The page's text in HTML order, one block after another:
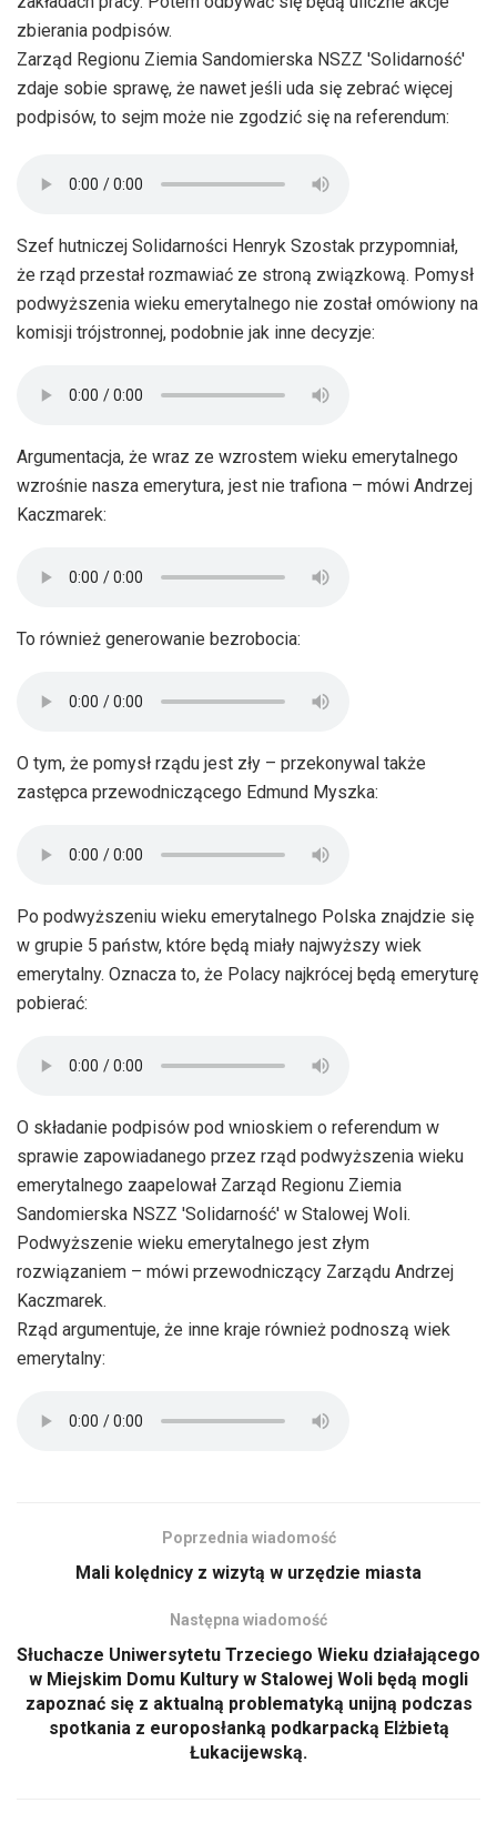
zbierania podpisów.
Zarząd Regionu Ziemia Sandomierska NSZZ 'Solidarność'
zdaje sobie sprawę, że nawet jeśli uda się zebrać więcej
podpisów, to sejm może nie zgodzić się na referendum:
Szef hutniczej Solidarności Henryk Szostak przypomniał,
że rząd przestał rozmawiać ze stroną związkową. Pomysł
podwyższenia wieku emerytalnego nie został omówiony na
komisji trójstronnej, podobnie jak inne decyzje:
Argumentacja, że wraz ze wzrostem wieku emerytalnego
wzrośnie nasza emerytura, jest nie trafiona – mówi Andrzej
Kaczmarek:
To również generowanie bezrobocia:
O tym, że pomysł rządu jest zły – przekonywal także
zastępca przewodniczącego Edmund Myszka:
Po podwyższeniu wieku emerytalnego Polska znajdzie się
w grupie 5 państw, które będą miały najwyższy wiek
emerytalny. Oznacza to, że Polacy najkrócej będą emeryturę
pobierać:
O składanie podpisów pod wnioskiem o referendum w
sprawie zapowiadanego przez rząd podwyższenia wieku
emerytalnego zaapelował Zarząd Regionu Ziemia
Sandomierska NSZZ 'Solidarność' w Stalowej Woli.
Podwyższenie wieku emerytalnego jest złym
rozwiązaniem – mówi przewodniczący Zarządu Andrzej
Kaczmarek.
Rząd argumentuje, że inne kraje również podnoszą wiek
emerytalny:
Poprzednia wiadomość
Mali kolędnicy z wizytą w urzędzie miasta
Następna wiadomość
Słuchacze Uniwersytetu Trzeciego Wieku działającego
w Miejskim Domu Kultury w Stalowej Woli będą mogli
zapoznać się z aktualną problematyką unijną podczas
spotkania z europosłanką podkarpacką Elżbietą
Łukacijewską.